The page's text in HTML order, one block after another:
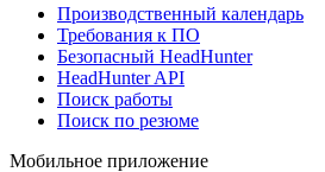
Производственный календарь
Требования к ПО
Безопасный HeadHunter
HeadHunter API
Поиск работы
Поиск по резюме
Мобильное приложение